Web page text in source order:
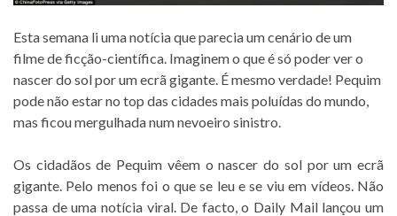
Esta semana li uma notícia que parecia um cenário de um
filme de ficção-científica. Imaginem o que é só poder ver o
nascer do sol por um ecrã gigante. É mesmo verdade! Pequim
pode não estar no top das cidades mais poluídas do mundo,
mas ficou mergulhada num nevoeiro sinistro.
Os cidadãos de Pequim vêem o nascer do sol por um ecrã
gigante. Pelo menos foi o que se leu e se viu em vídeos. Não
passa de uma notícia viral. De facto, o Daily Mail lançou um